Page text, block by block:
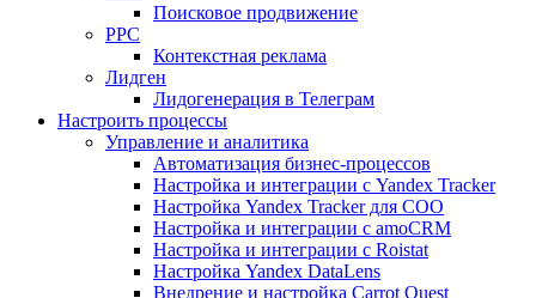
Поисковое продвижение
PPC
Контекстная реклама
Лидген
Лидогенерация в Телеграм
Настроить процессы
Управление и аналитика
Автоматизация бизнес-процессов
Настройка и интеграции с Yandex Tracker
Настройка Yandex Tracker для СОО
Настройка и интеграции с amoCRM
Настройка и интеграции с Roistat
Настройка Yandex DataLens
Внедрение и настройка Carrot Quest